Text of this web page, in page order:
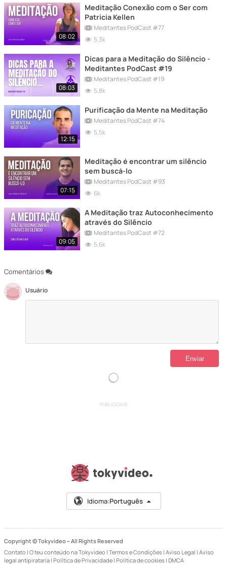
Comentários
Usuário
08:02
Meditação Conexão com o Ser com
Patricia Kellen
Meditantes PodCast #77
5,3k
08:03
Dicas para a Meditação do Silêncio -
Meditantes PodCast #19
Meditantes PodCast #19
5,8k
12:15
Purificação da Mente na Meditação
Meditantes PodCast #74
5,5k
07:15
Meditação é encontrar um silêncio
sem buscá-lo
Meditantes PodCast #93
6k
09:05
A Meditação traz Autoconhecimento
através do Silêncio
Meditantes PodCast #72
5,6k
PUBLICIDADE
Idioma:Português
Copyright © Tokyvideo – All Rights Reserved
Contato | O teu conteúdo na Tokyvideo | Termos e Condições | Aviso Legal | Aviso
legal antipirataria | Política de Privacidade | Política de cookies | DMCA